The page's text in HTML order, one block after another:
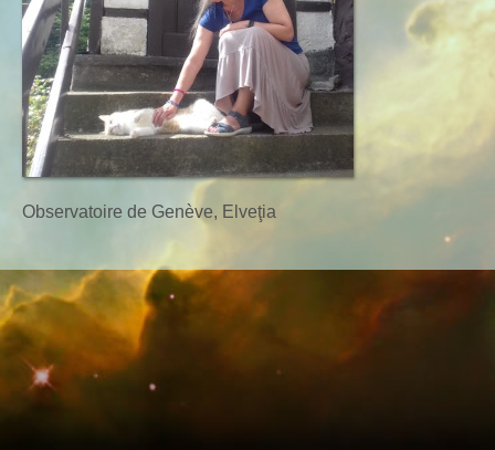
Observatoire de Genève, Elveţia